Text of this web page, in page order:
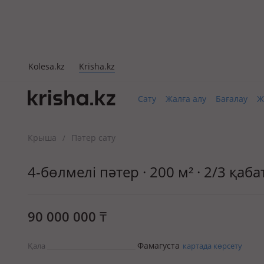
Kolesa.kz Krisha.kz
Сату Жалға алу Бағалау
Крыша / Пәтер сату
4-бөлмелі пәтер · 200 м² · 2/3
90 000 000 ₸
Қала Фамагуста картада көрсету